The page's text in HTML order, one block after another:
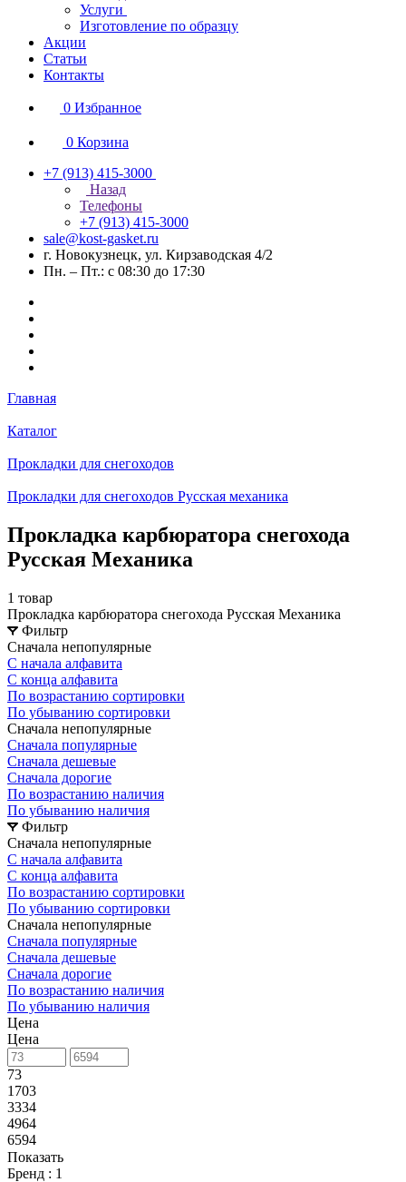
Услуги
Изготовление по образцу
Акции
Статьи
Контакты
0 Избранное
0 Корзина
+7 (913) 415-3000
Назад
Телефоны
+7 (913) 415-3000
sale@kost-gasket.ru
г. Новокузнецк, ул. Кирзаводская 4/2
Пн. – Пт.: с 08:30 до 17:30
Главная
Каталог
Прокладки для снегоходов
Прокладки для снегоходов Русская механика
Прокладка карбюратора снегохода
Русская Механика
1 товар
Прокладка карбюратора снегохода Русская Механика
Фильтр
Сначала непопулярные
С начала алфавита
С конца алфавита
По возрастанию сортировки
По убыванию сортировки
Сначала непопулярные
Сначала популярные
Сначала дешевые
Сначала дорогие
По возрастанию наличия
По убыванию наличия
Фильтр
Сначала непопулярные
С начала алфавита
С конца алфавита
По возрастанию сортировки
По убыванию сортировки
Сначала непопулярные
Сначала популярные
Сначала дешевые
Сначала дорогие
По возрастанию наличия
По убыванию наличия
Цена
Цена
73
1703
3334
4964
6594
Показать
Бренд : 1